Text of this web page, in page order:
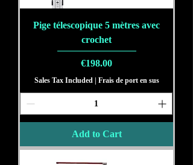
Pige télescopique 5 mètres avec
crochet
Price
€198.00
Sales Tax Included| Frais de port en sus
Add to Cart